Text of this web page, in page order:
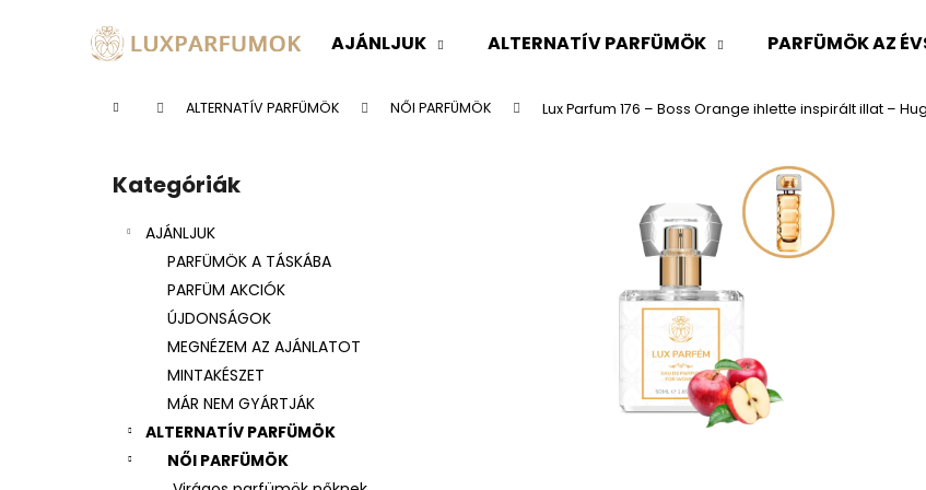
AJÁNLJUK ALTERNATÍV PARFÜMÖK PARFÜMÖK AZ
KezdőlapALTERNATÍV PARFÜMÖK NŐI PARFÜMÖK Lux Parfum 176 – Boss Orange ihlette inspirált illat –
Kategóriák
átugrása
Kategóriák
AJÁNLJUK
PARFÜMÖK A TÁSKÁBA
PARFÜM AKCIÓK
ÚJDONSÁGOK
MEGNÉZEM AZ AJÁNLATOT
MINTAKÉSZET
MÁR NEM GYÁRTJÁK
ALTERNATÍV PARFÜMÖK
NŐI PARFÜMÖK
Vissza
Vissza
Mit keres?
KERESÉS
Ajánljuk